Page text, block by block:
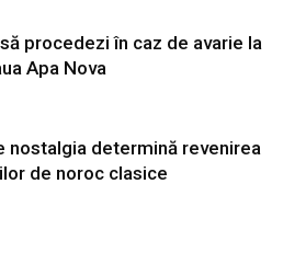
procedezi în caz de avarie la
Apa Nova
nostalgia determină revenirea
de noroc clasice